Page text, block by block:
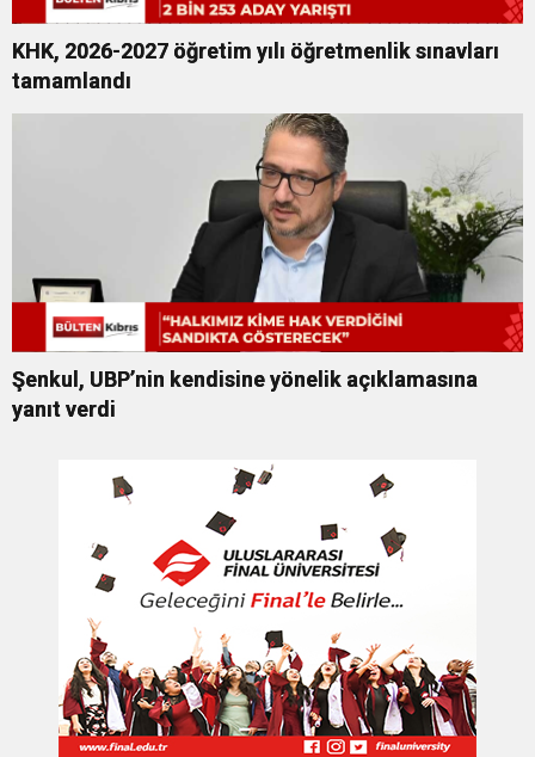
KHK, 2026-2027 öğretim yılı öğretmenlik sınavları
tamamlandı
Şenkul, UBP’nin kendisine yönelik açıklamasına
yanıt verdi